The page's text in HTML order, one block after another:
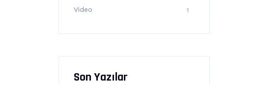
Video 1
Son Yazılar